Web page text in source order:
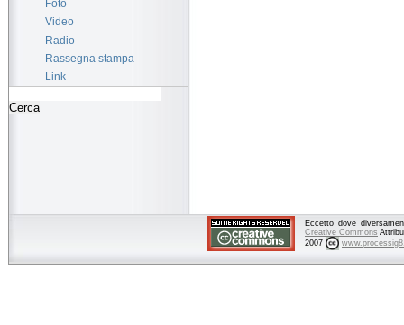
Foto
Video
Radio
Rassegna stampa
Link
Eccetto dove
Creative Commons
2007